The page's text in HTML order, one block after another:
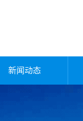
新闻动态
公司新闻